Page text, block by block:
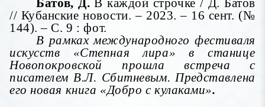
Батов, Д.В каждой строчке / Д. Батов
// Кубанские новости. – 2023. – 16 сент. (№
144). – С. 9 : фот.
В рамках международного фестиваля
искусств «Степная лира» в станице
Новопокровской прошла встреча с
писателем В.Л. Сбитневым. Представлена
его новая книга «Добро с кулаками».